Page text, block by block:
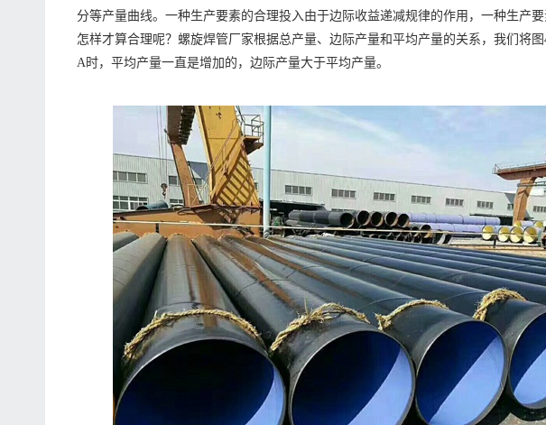
分等产量曲线。一种生产要素的合理投入由于边际收益递减规律的作用，一种生产
怎样才算合理呢？螺旋焊管厂家根据总产量、边际产量和平均产量的关系，我们将
A时，平均产量一直是增加的，边际产量大于平均产量。